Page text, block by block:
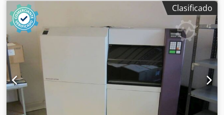
Ah Dorf Formato A75: tamaño máximo de placa: 676 × 760
mm 200–240 V~, 50/60 Hz, 8 A
Clasificado